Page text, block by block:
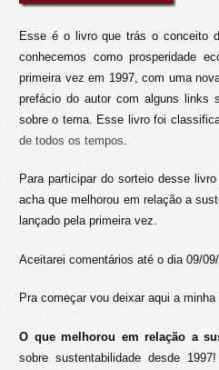
Esse é o livro que trás o conceito
conhecemos como prosperidade
primeira vez em 1997, com uma
prefácio do autor com alguns links
sobre o tema. Esse livro foi
de todos os tempos
Para participar do sorteio desse
acha que melhorou em relação a
lançado pela primeira vez.
Aceitarei comentários até o dia 09/
Pra começar vou deixar aqui a
O que melhorou em relação a
sobre sustentabilidade desde